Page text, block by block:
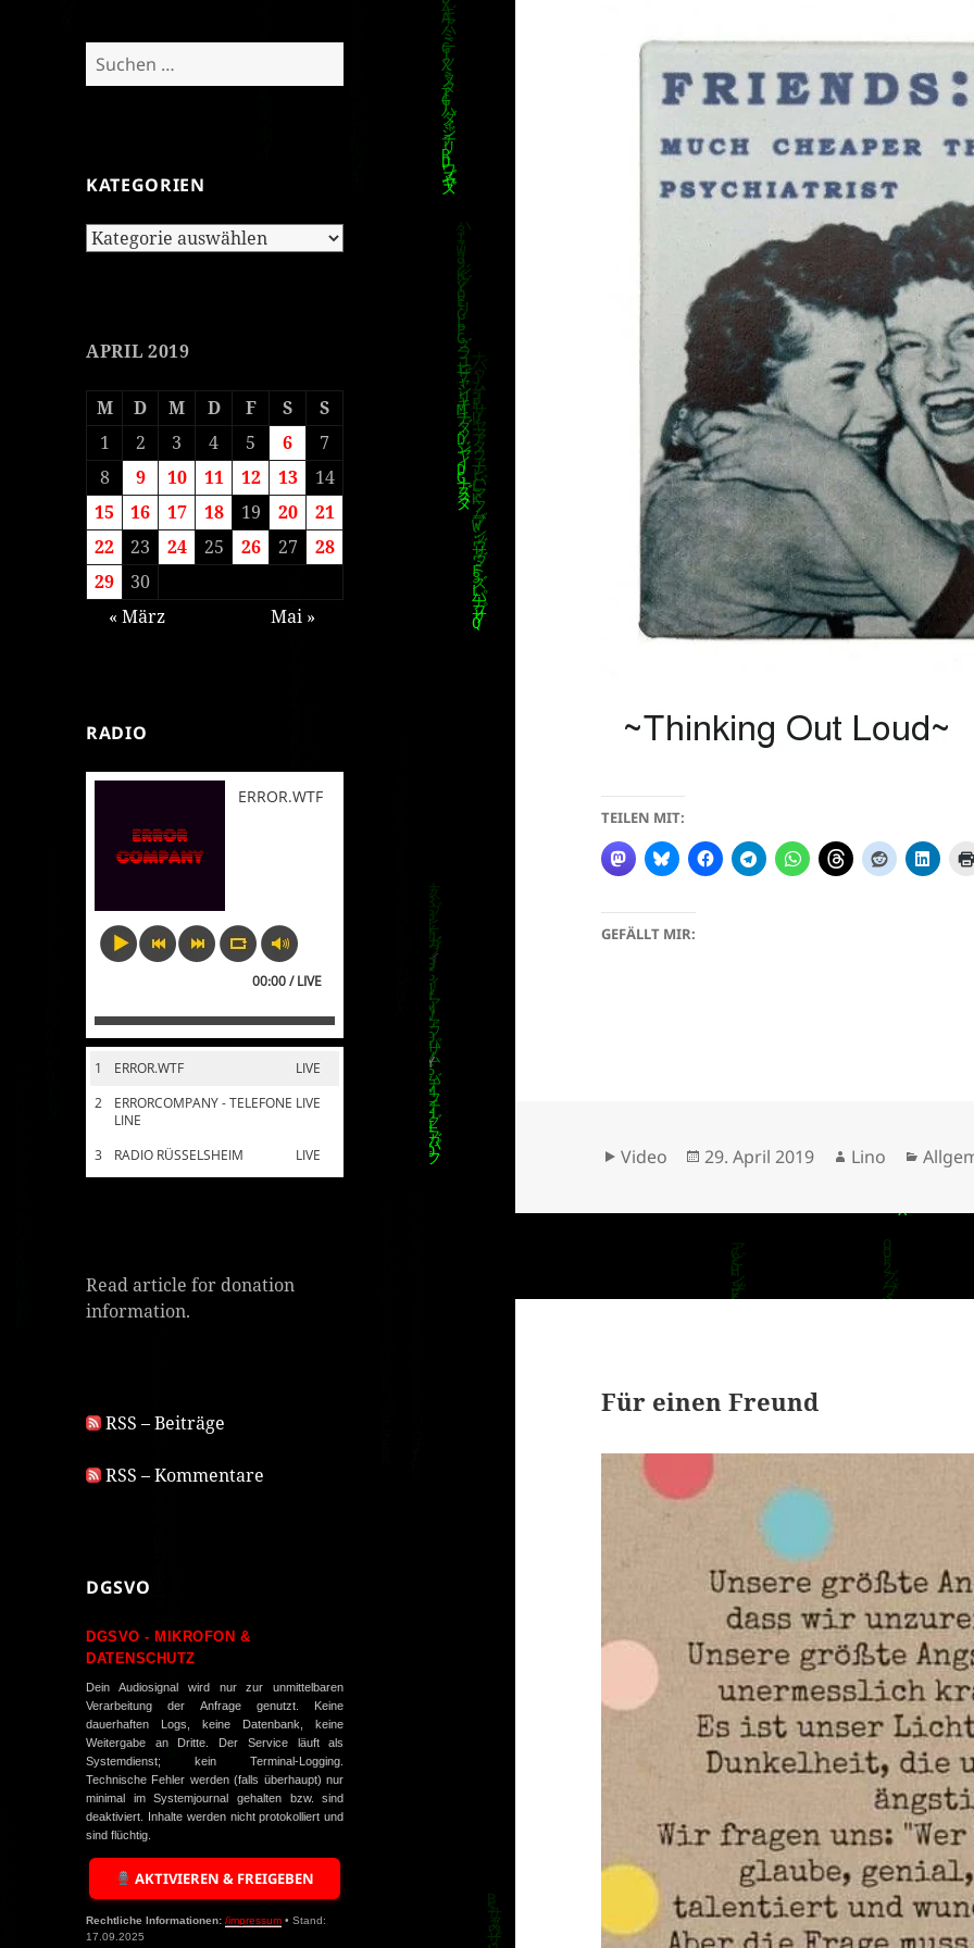
Suchen
nach:
KATEGORIEN
Kategorien
APRIL 2019
M D M D F S
S
1
2 3 4 5 6
7
8
9 10 11 12 13
14
15
16 17 18 19 20
21
22
23 24 25 26 27
28
29
30
« März
Mai »
RADIO
ERROR.WTF
00:00 / LIVE
1 LIVE
ERROR.WTF
2
LIVE
ERRORCOMPANY - TELEFONE
LINE
3
LIVE
RADIO RÜSSELSHEIM
Read article for donation
information.
RSS – Beiträge
RSS – Kommentare
DGSVO
DGSVO - MIKROFON &
DATENSCHUTZ
Dein Audiosignal wird nur zur unmittelbaren
Verarbeitung der Anfrage genutzt. Keine
dauerhaften Logs, keine Datenbank, keine
Weitergabe an Dritte. Der Service läuft als
Systemdienst; kein Terminal-Logging.
Technische Fehler werden (falls überhaupt) nur
minimal im Systemjournal gehalten bzw. sind
deaktiviert. Inhalte werden nicht protokolliert und
sind flüchtig.
AKTIVIEREN & FREIGEBEN
Rechtliche Informationen: /impressum • Stand:
17.09.2025
TEILEN MIT:
GEFÄLLT MIR:
Format
Video
Veröffentlicht
29. April 2019 Autor
Lino
Für einen Freund